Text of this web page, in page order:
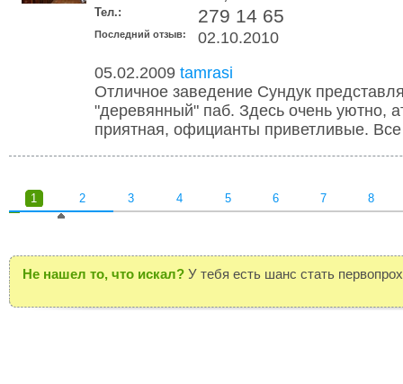
Тел.: 279 14 65
Последний отзыв:
02.10.2010
05.02.2009 tamrasi
Отличное заведение Сундук
"деревянный" паб. Здесь очень уютно,
приятная, официанты приветливые.
1 2 3 4 5 6 7 8
Не нашел то, что искал? У тебя есть шанс стать